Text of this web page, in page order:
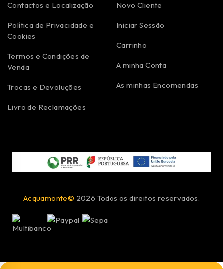
Contactos e Localização
Política de Privacidade e
Cookies
Termos e Condições de
Venda
Trocas e Devoluções
Livro de Reclamações
Novo Cliente
Iniciar Sessão
Carrinho
A minha Conta
As minhas Encomendas
Acquamonte© 2026 Todos os direitos reservados.